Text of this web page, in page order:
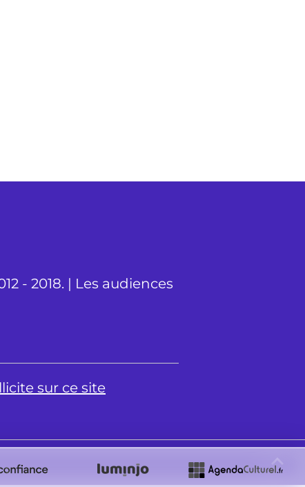
- 2018. | Les audiences
sur ce site